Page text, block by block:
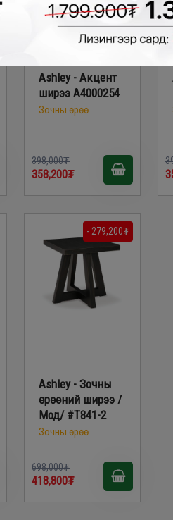
Ashley - Акцент
ширээ A4000254
Зочны өрөө
398,000₮
358,200₮
- 279,200₮
Ashley - Зочны
өрөөний ширээ /
Мод/ #T841-2
Зочны өрөө
698,000₮
418,800₮